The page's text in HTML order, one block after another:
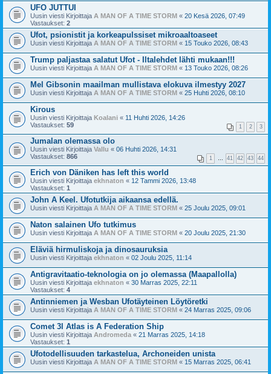
UFO JUTTUI
Uusin viesti Kirjoittaja A MAN OF A TIME STORM « 20 Kesä 2026, 07:49
Vastaukset: 2
Ufot, psionistit ja korkeapulssiset mikroaaltoaseet
Uusin viesti Kirjoittaja A MAN OF A TIME STORM « 15 Touko 2026, 08:43
Trump paljastaa salatut Ufot - Iltalehdet lähti mukaan!!!
Uusin viesti Kirjoittaja A MAN OF A TIME STORM « 13 Touko 2026, 08:26
Mel Gibsonin maailman mullistava elokuva ilmestyy 2027
Uusin viesti Kirjoittaja A MAN OF A TIME STORM « 25 Huhti 2026, 08:10
Kirous
Uusin viesti Kirjoittaja Koalani « 11 Huhti 2026, 14:26
Vastaukset: 59 1 2 3
Jumalan olemassa olo
Uusin viesti Kirjoittaja Vallu « 06 Huhti 2026, 14:31
Vastaukset: 866 1 … 41 42 43 44
Erich von Däniken has left this world
Uusin viesti Kirjoittaja ekhnaton « 12 Tammi 2026, 13:48
Vastaukset: 1
John A Keel. Ufotutkija aikaansa edellä.
Uusin viesti Kirjoittaja A MAN OF A TIME STORM « 25 Joulu 2025, 09:01
Naton salainen Ufo tutkimus
Uusin viesti Kirjoittaja A MAN OF A TIME STORM « 20 Joulu 2025, 21:30
Eläviä hirmuliskoja ja dinosauruksia
Uusin viesti Kirjoittaja ekhnaton « 02 Joulu 2025, 11:14
Antigravitaatio-teknologia on jo olemassa (Maapallolla)
Uusin viesti Kirjoittaja ekhnaton « 30 Marras 2025, 22:11
Vastaukset: 4
Antinniemen ja Wesban Ufotäyteinen Löytöretki
Uusin viesti Kirjoittaja A MAN OF A TIME STORM « 24 Marras 2025, 09:06
Comet 3l Atlas is A Federation Ship
Uusin viesti Kirjoittaja Andromeda « 21 Marras 2025, 14:18
Vastaukset: 1
Ufotodellisuuden tarkastelua, Archoneiden unista
Uusin viesti Kirjoittaja A MAN OF A TIME STORM « 15 Marras 2025, 06:41